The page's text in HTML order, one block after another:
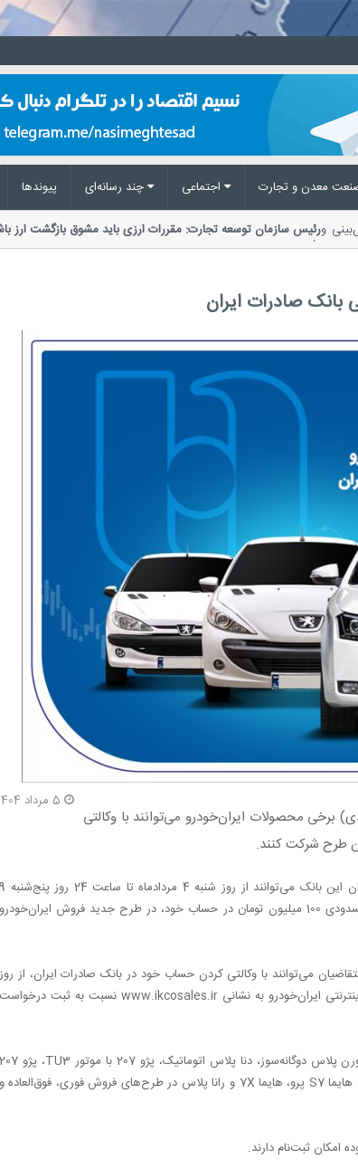
پیوند‌ها
رئیس سازمان توسعه تجارت: مقررات ارزی باید مشوق بازگشت ارز
تأکید بر ضرورت اصلاح مقررات ارزی،...
و
بانک صادرات ایران
محصولات ایران‌خودرو می‌توانند با وکالتی
طرح شرکت کنند.
به نقل از روابط‌عمومی بانک صادرات ایران، مشتریان این بانک می‌توانند از روز ‌شنبه 4 مردادماه تا ساعت 24 روز پنج‌شنبه 9
مردادماه با نصب و ورود به اپلیکیشن «سپینو​» نسبت به وکالتی کردن و مسدودی 100 میلیون تومان در حساب خود، در طرح جدید فروش ایران‌خودرو
می‌توانند با وکالتی کردن حساب خود در بانک صادرات ایران، از روز
دوشنبه 6 مردادماه تا روز یکشنبه 12 مردادماه، با مراجعه به سامانه فروش اینترنتی ایران‌خودرو به نشانی www.ikcosales.ir نسبت به ثبت درخواست
در این مرحله، 11 محصول شرکت ایران‌خودرو شامل سورن پلاس XU7، سورن پلاس دوگانه‌سوز، دنا پلاس اتوماتیک، پژو 207 با موتور TU3، پژو 207
اتوماتیک سقف فلز، تارا دنده‌ای V1 پلاس، تارا اتوماتیک V4، هایما S5 پرو، هایما S7 پرو، هایما 7X و رانا پلاس در طرح‌های فروش فوری، فوق‌العاده و
ثبت‌نام دارند.